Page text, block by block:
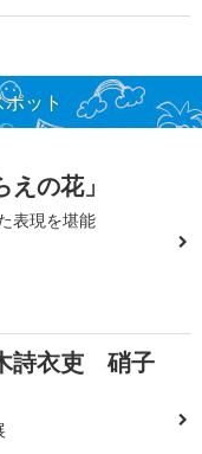
ット
の花」
表現を堪能
詩衣吏 硝子